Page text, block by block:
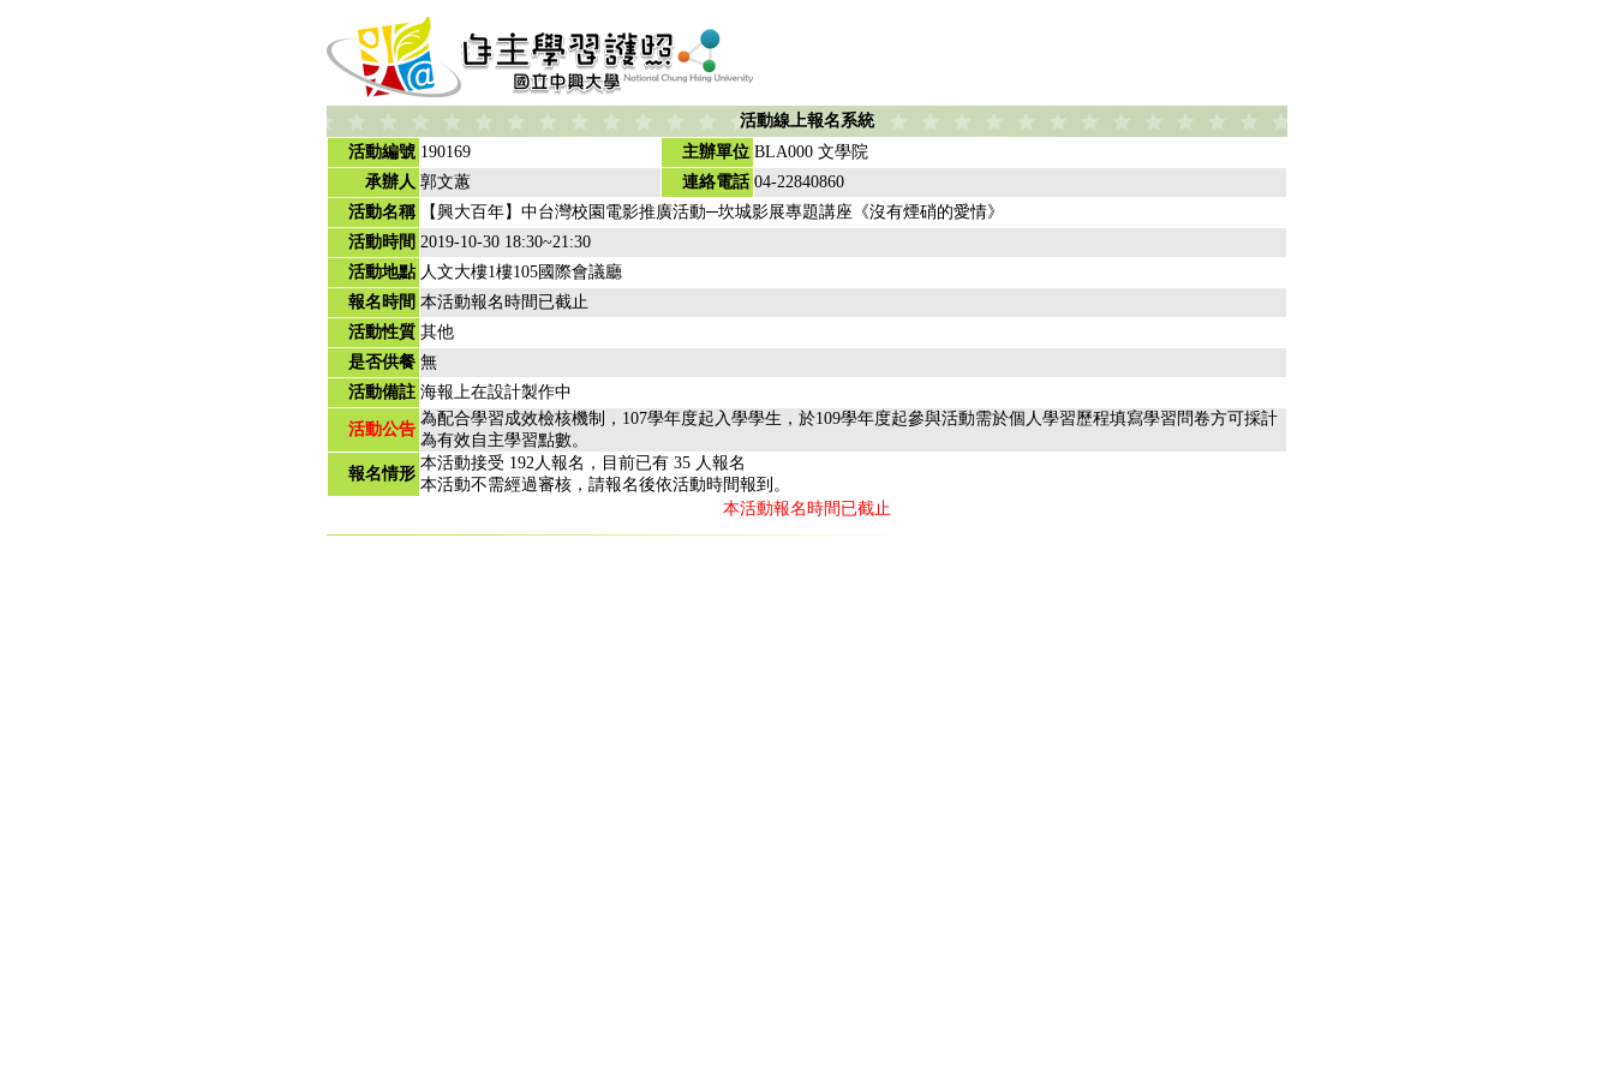
活動線上報名系統
活動編號 190169 主辦單位 BLA000 文學院
承辦人 郭文蕙 連絡電話 04-22840860
活動名稱
【興大百年】中台灣校園電影推廣活動─坎城影展專題講座《沒有煙硝的愛情》
活動時間 2019-10-30 18:30~21:30
活動地點 人文大樓1樓105國際會議廳
報名時間 本活動報名時間已截止
活動性質 其他
是否供餐 無
活動備註 海報上在設計製作中
活動公告
為配合學習成效檢核機制，107學年度起入學學生，於109學年度起參與活動需於個人學習歷程填寫學習問卷方可採計
為有效自主學習點數。
報名情形
本活動接受 192人報名，目前已有 35 人報名
本活動不需經過審核，請報名後依活動時間報到。
本活動報名時間已截止